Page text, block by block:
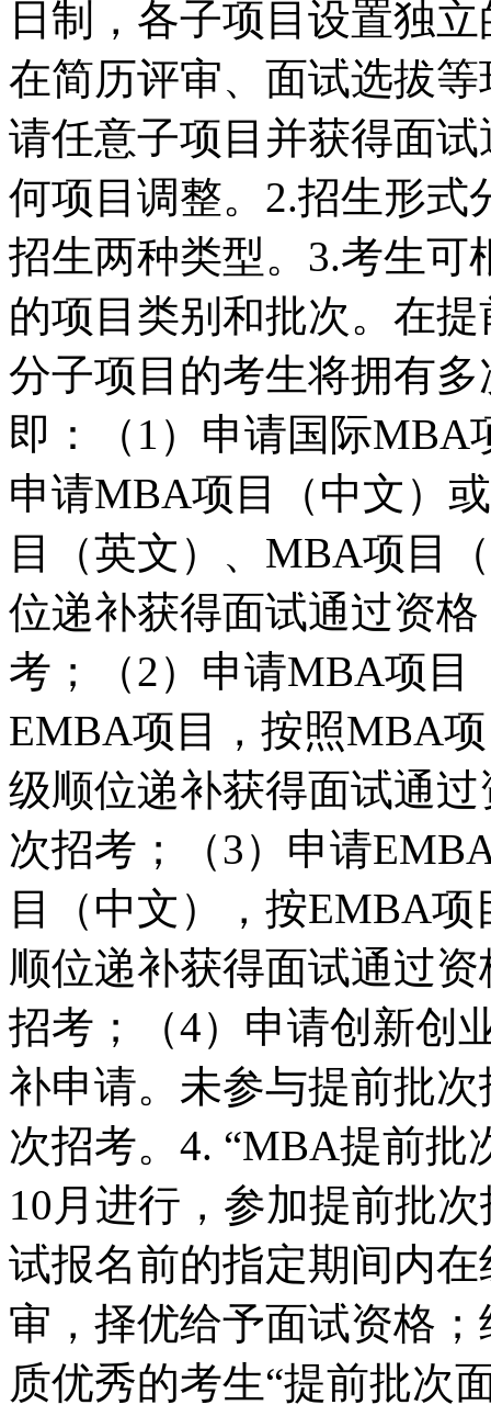
日制，各子项目设置独
在简历评审、面试选拔
请任意子项目并获得面
何项目调整。2.招生形式
招生两种类型。3.考生可
的项目类别和批次。在
分子项目的考生将拥有
即：（1）申请国际MBA
申请MBA项目（中文）
目（英文）、MBA项目
位递补获得面试通过资
考；（2）申请MBA项目
EMBA项目，按照MBA
级顺位递补获得面试通
次招考；（3）申请
目（中文），按EMBA
顺位递补获得面试通过
招考；（4）申请创新创
补申请。未参与提前批
次招考。4. “MBA提前批
10月进行，参加提前批
试报名前的指定期间内
审，择优给予面试资格
质优秀的考生“提前批次